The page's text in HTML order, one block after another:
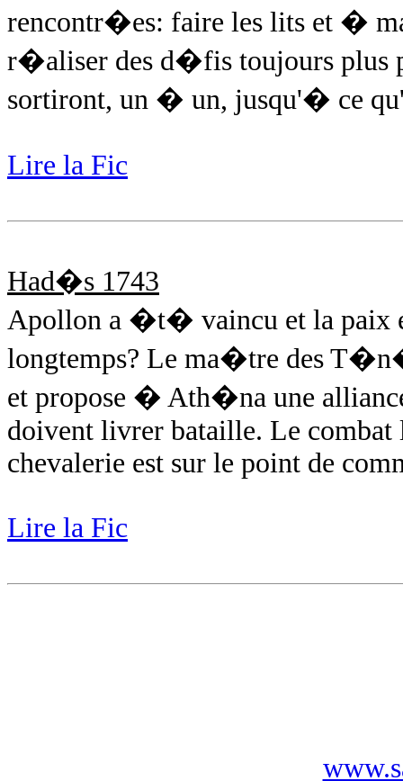
rencontr�es: faire les lits et �
r�aliser des d�fis toujours
sortiront, un � un, jusqu'� ce
Lire la Fic
Had�s 1743
Apollon a �t� vaincu et la paix
longtemps? Le ma�tre des
et propose � Ath�na une
doivent livrer bataille. Le combat
chevalerie est sur le point de
Lire la Fic